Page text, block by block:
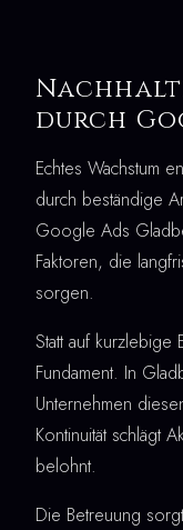
durch
Echtes Wachstum
durch beständige
Google Ads
Faktoren, die
sorgen.
Statt auf kurzlebige
Fundament. In
Unternehmen
Kontinuität schlägt
belohnt.
Die Betreuung